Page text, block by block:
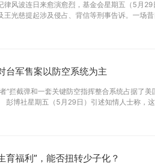
律风波连日来愈演愈烈，基金会星期五（5月29
王光慈提起涉及侵占、背信等刑事告诉。一场
台军售案以防空系统为主
”拦截弹和一套关键防空指挥整合系统占据了美
彭博社星期五（5月29日）引述知情人士称，
育福利”，能否扭转少子化？